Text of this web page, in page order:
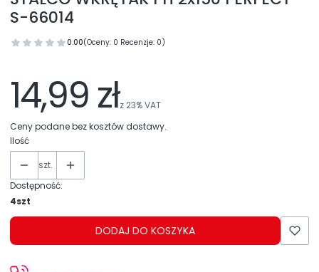
S-66014
0.00(Oceny: 0 Recenzje: 0)
14,99 złz 23%VAT
Ceny podane bez kosztów dostawy.
Ilość
szt.
Dostępność:
4szt
DODAJ DO KOSZYKA